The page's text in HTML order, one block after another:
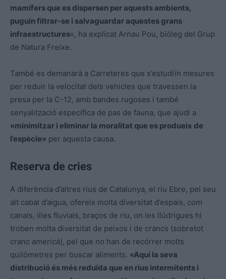
mamífers que es dispersen per aquests ambients,
puguin filtrar-se i salvaguardar aquestes grans
infraestructures«, ha explicat Arnau Pou, biòleg del Grup
de Natura Freixe.
També es demanarà a Carreteres que s’estudiïn mesures
per reduir la velocitat dels vehicles que travessen la
presa per la C-12, amb bandes rugoses i també
senyalització específica de pas de fauna, que ajudi a
«minimitzar i eliminar la moralitat que es produeix de
l’espècie» per aquesta causa.
Reserva de cries
A diferència d’altres rius de Catalunya, el riu Ebre, pel seu
alt cabal d’aigua, ofereix molta diversitat d’espais, com
canals, illes fluvials, braços de riu, on les llúdrigues hi
troben molta diversitat de peixos i de crancs (sobretot
cranc americà), pel que no han de recórrer molts
quilòmetres per buscar aliments. «Aquí la seva
distribució és més reduïda que en rius intermitents i